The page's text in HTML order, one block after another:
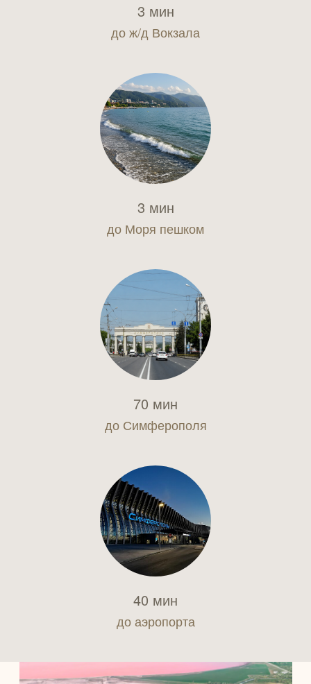
3 мин
до ж/д Вокзала
3 мин
до Моря пешком
70 мин
до Симферополя
40 мин
до аэропорта